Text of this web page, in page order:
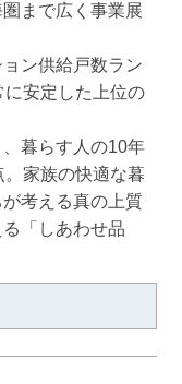
まで広く事業展
ン供給戸数ラン
安定した上位の
暮らす人の10年
家族の快適な暮
考える真の上質
「しあわせ品